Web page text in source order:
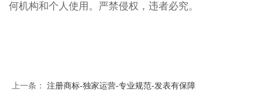
何机构和个人使用。严禁侵权，违者必究。
上一条： 注册商标-独家运营-专业规范-发表有保障